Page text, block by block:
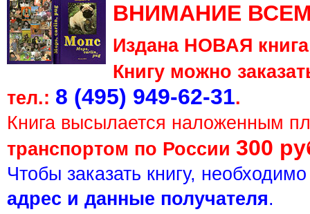
ВНИМАНИЕ
Издана НОВАЯ
Книгу можно
тел.: 8 (495) 949-62-31.
Книга высылается наложенным
транспортом по России 300
Чтобы заказать книгу,
адрес и данные получателя.